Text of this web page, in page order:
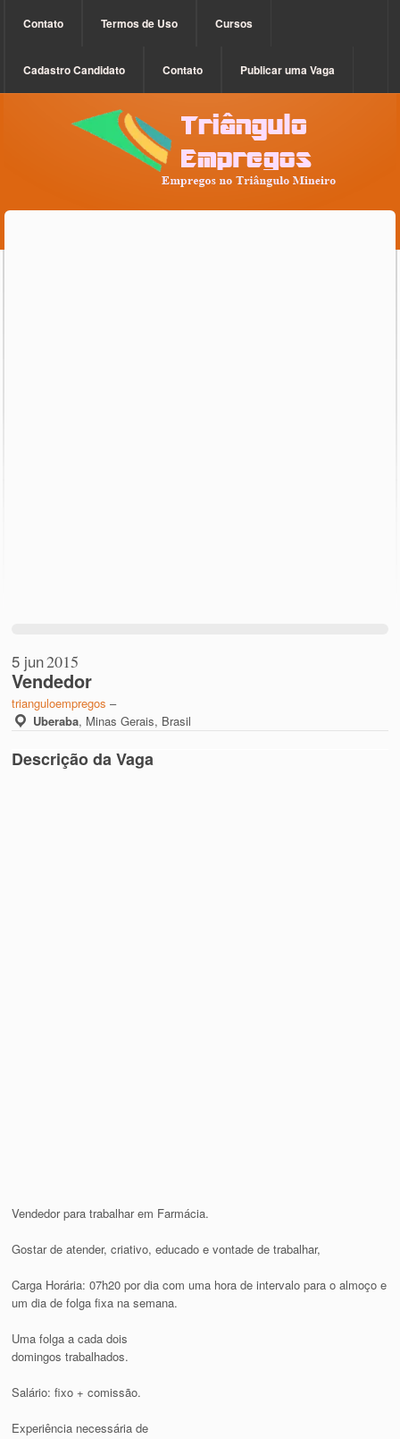
Contato Termos de Uso Cursos
Cadastro Candidato Contato Publicar uma Vaga
5 jun2015
Vendedor
trianguloempregos –
Uberaba, Minas Gerais, Brasil
Descrição da Vaga
Vendedor para trabalhar em Farmácia.
Gostar de atender, criativo, educado e vontade de trabalhar,
Carga Horária: 07h20 por dia com uma hora de intervalo para o almoço e
um dia de folga fixa na semana.
Uma folga a cada dois
domingos trabalhados.
Salário: fixo + comissão.
Experiência necessária de